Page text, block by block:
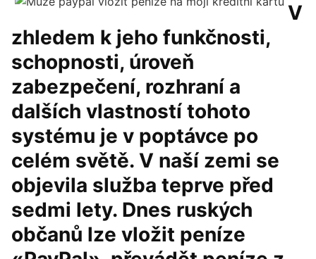
V
zhledem k jeho funkčnosti,
schopnosti, úroveň
zabezpečení, rozhraní a
dalších vlastností tohoto
systému je v poptávce po
celém světě. V naší zemi se
objevila služba teprve před
sedmi lety. Dnes ruských
občanů lze vložit peníze